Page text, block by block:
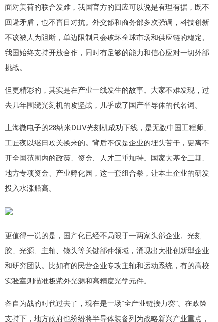
面对美荷的联合发难，我国官方的回应可以说是有理有据，既不
回避矛盾，也不盲目对抗。外交部和商务部多次强调，科技创新
不该被人为阻断，单边限制只会破坏全球市场和供应链的稳定。
我国始终支持开放合作，同时有足够的能力和信心应对一切外部
挑战。
但更精彩的，其实是在产业一线发生的故事。大家不难发现，过
去几年围绕光刻机的攻坚战，几乎成了国产半导体的代名词。
上海微电子的28纳米DUV光刻机成功下线，是无数中国工程师、
工匠夜以继日攻关换来的。背后不仅是企业的埋头苦干，更离不
开全国范围内的政策、资金、人才三重加持。国家大基金二期、
地方专项资金、产业孵化园，这一套组合拳，让本土企业的研发
投入水涨船高。
更值得一说的是，国产化已经不局限于一两家头部企业。光刻
胶、光源、主轴、镜头等关键部件领域，涌现出大批创新型企业
和研究团队。比如有的民营企业专攻主轴和运动系统，有的高校
实验室则瞄准极紫外光源和高精度光学元件。
各自为战的时代过去了，现在是一场“全产业链接力赛”。在政策
支持下，地方政府也纷纷将半导体装备列为战略新兴产业重点，